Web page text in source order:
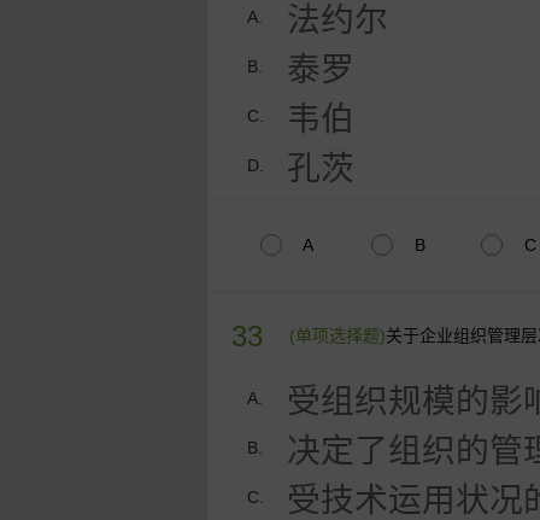
A. 法约尔
B. 泰罗
C. 韦伯
D. 孔茨
A B C
33 (单项选择题)关于企业组织管理
A. 受组织规模的影
B. 决定了组织的管
C. 受技术运用状况